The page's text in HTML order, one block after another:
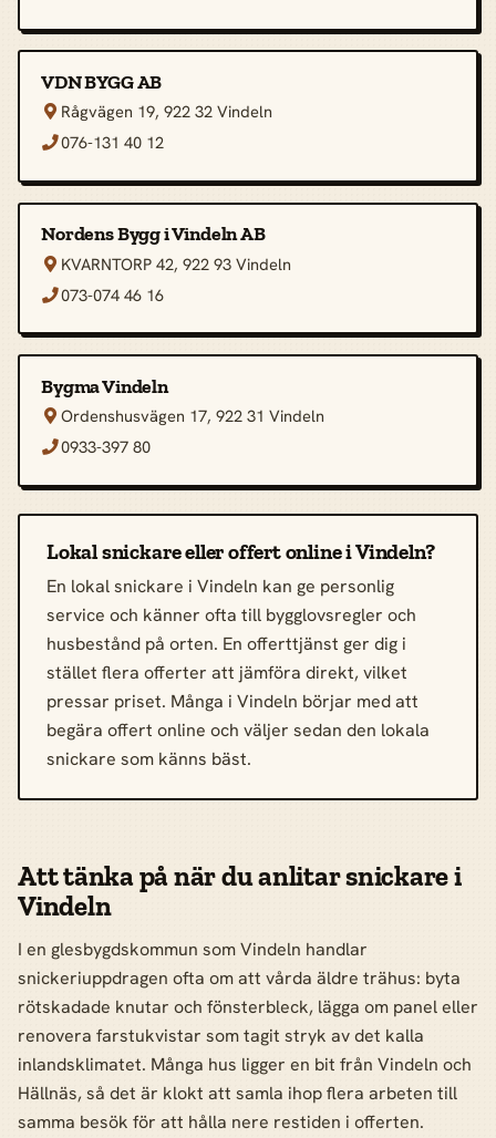
VDN BYGG AB
 Rågvägen 19, 922 32 Vindeln
076-131 40 12
Nordens Bygg i Vindeln AB
 KVARNTORP 42, 922 93 Vindeln
073-074 46 16
Bygma Vindeln
 Ordenshusvägen 17, 922 31 Vindeln
0933-397 80
Lokal snickare eller offert online i Vindeln?
En lokal snickare i Vindeln kan ge personlig
service och känner ofta till bygglovsregler och
husbestånd på orten. En offerttjänst ger dig i
stället flera offerter att jämföra direkt, vilket
pressar priset. Många i Vindeln börjar med att
begära offert online och väljer sedan den lokala
snickare som känns bäst.
Att tänka på när du anlitar snickare i
Vindeln
I en glesbygdskommun som Vindeln handlar
snickeriuppdragen ofta om att vårda äldre trähus: byta
rötskadade knutar och fönsterbleck, lägga om panel eller
renovera farstukvistar som tagit stryk av det kalla
inlandsklimatet. Många hus ligger en bit från Vindeln och
Hällnäs, så det är klokt att samla ihop flera arbeten till
samma besök för att hålla nere restiden i offerten.